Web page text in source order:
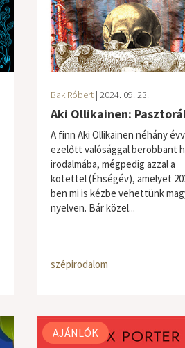
Bak Róbert| 2024. 09. 23.
Aki Ollikainen:
A finn Aki Ollikainen néhány
ezelőtt valósággal berobbant
irodalmába, mégpedig azzal a
kötettel (Éhségév), amelyet
ben mi is kézbe vehettünk
nyelven. Bár közel...
szépirodalom
AJÁNLÓK